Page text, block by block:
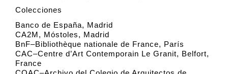
Colecciones
Banco de España, Madrid
CA2M, Móstoles, Madrid
BnF–Bibliothèque nationale de France, París
CAC–Centre d’Art Contemporain Le Granit, Belfort,
France